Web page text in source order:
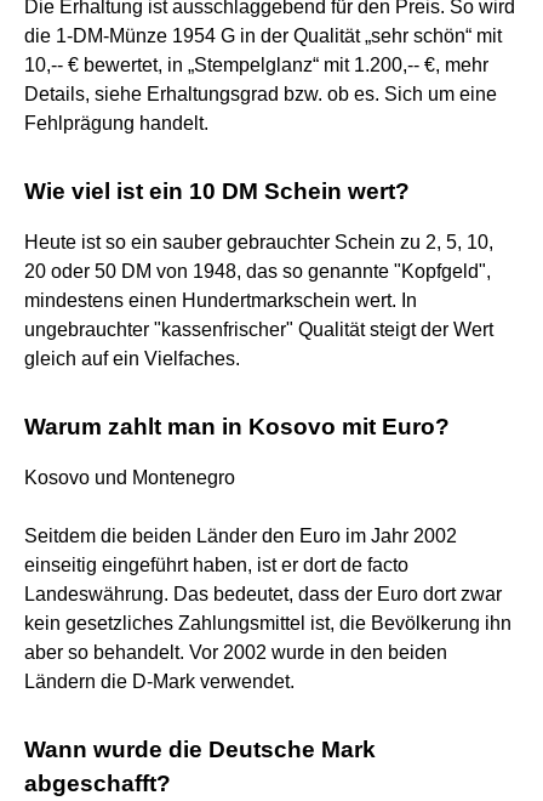
Die Erhaltung ist ausschlaggebend für den Preis. So wird
die 1-DM-Münze 1954 G in der Qualität „sehr schön“ mit
10,-- € bewertet, in „Stempelglanz“ mit 1.200,-- €, mehr
Details, siehe Erhaltungsgrad bzw. ob es. Sich um eine
Fehlprägung handelt.
Wie viel ist ein 10 DM Schein wert?
Heute ist so ein sauber gebrauchter Schein zu 2, 5, 10,
20 oder 50 DM von 1948, das so genannte "Kopfgeld",
mindestens einen Hundertmarkschein wert. In
ungebrauchter "kassenfrischer" Qualität steigt der Wert
gleich auf ein Vielfaches.
Warum zahlt man in Kosovo mit Euro?
Kosovo und Montenegro
Seitdem die beiden Länder den Euro im Jahr 2002
einseitig eingeführt haben, ist er dort de facto
Landeswährung. Das bedeutet, dass der Euro dort zwar
kein gesetzliches Zahlungsmittel ist, die Bevölkerung ihn
aber so behandelt. Vor 2002 wurde in den beiden
Ländern die D-Mark verwendet.
Wann wurde die Deutsche Mark
abgeschafft?